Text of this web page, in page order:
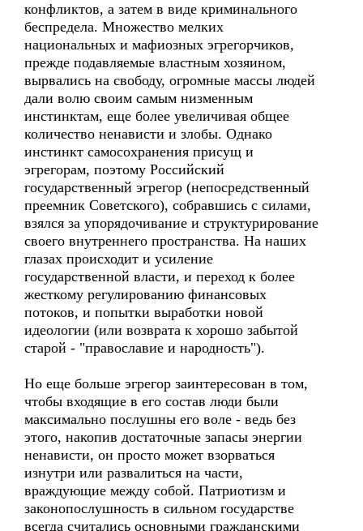
конфликтов, а затем в виде криминального
беспредела. Множество мелких
национальных и мафиозных эгрегорчиков,
прежде подавляемые властным хозяином,
вырвались на свободу, огромные массы людей
дали волю своим самым низменным
инстинктам, еще более увеличивая общее
количество ненависти и злобы. Однако
инстинкт самосохранения присущ и
эгрегорам, поэтому Российский
государственный эгрегор (непосредственный
преемник Советского), собравшись с силами,
взялся за упорядочивание и структурирование
своего внутреннего пространства. На наших
глазах происходит и усиление
государственной власти, и переход к более
жесткому регулированию финансовых
потоков, и попытки выработки новой
идеологии (или возврата к хорошо забытой
старой - "православие и народность").
Но еще больше эгрегор заинтересован в том,
чтобы входящие в его состав люди были
максимально послушны его воле - ведь без
этого, накопив достаточные запасы энергии
ненависти, он просто может взорваться
изнутри или развалиться на части,
враждующие между собой. Патриотизм и
законопослушность в сильном государстве
всегда считались основными гражданскими